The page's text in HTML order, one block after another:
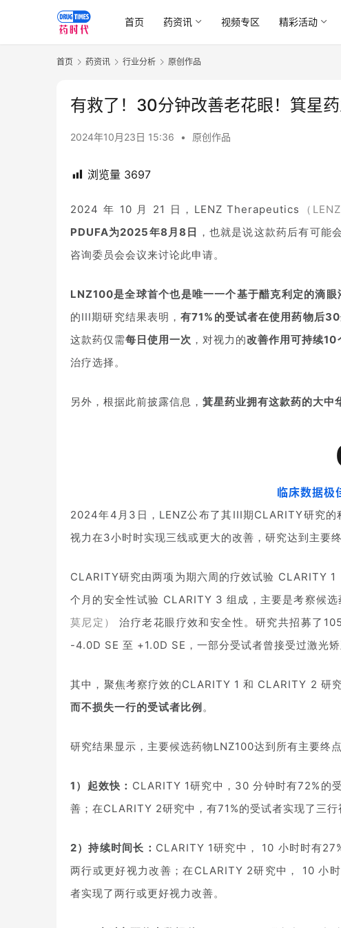
首页 药资讯 视频专区 精彩活动
首页 药资讯 行业分析 原创作品
有救了！30分钟改善老花眼！箕星
2024年10月23日 15:36 • 原创作品
浏览量 3697
2024 年 10 月 21 日，LENZ Therapeutics （LENZ
PDUFA为2025年8月8日 ，也就是说这款药后有可能
咨询委员会会议来讨论此申请。
LNZ100是全球首个也是唯一一个基于醋克利定的滴眼
的III期研究结果表明，有71%的受试者在使用药物后
这款药仅需每日使用一次 ，对视力的改善作用可持续10
治疗选择。
另外，根据此前披露信息， 箕星药业拥有这款药的大中
临床数据极
2024年4月3日，LENZ公布了其III期CLARITY研究的
视力在3小时时实现三线或更大的改善，研究达到主要终
CLARITY研究由两项为期六周的疗效试验 CLARITY 1
个月的安全性试验 CLARITY 3 组成，主要是考察候选
莫尼定）治疗老花眼疗效和安全性。研究共招募了
-4.0D SE 至 +1.0D SE，一部分受试者曾接受过激光矫
其中，聚焦考察疗效的CLARITY 1 和 CLARITY 2 研
而不损失一行的受试者比例 。
研究结果显示，主要候选药物LNZ100达到所有主要终
1）起效快： CLARITY 1研究中，30 分钟时有72%的
善；在CLARITY 2研究中，有71%的受试者实现了三
2）持续时间长： CLARITY 1研究中， 10 小时时有
两行或更好视力改善；在CLARITY 2研究中， 10 小
者实现了两行或更好视力改善。